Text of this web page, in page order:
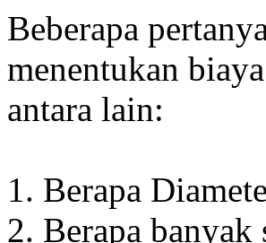
Beberapa
menentukan
antara lain:
1. Berapa
2. Berapa